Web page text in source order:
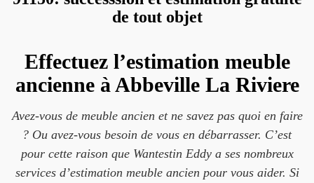
de tout objet
Effectuez l’estimation meuble
ancienne à Abbeville La Riviere
Avez-vous de meuble ancien et ne savez pas quoi en faire
? Ou avez-vous besoin de vous en débarrasser. C’est
pour cette raison que Wantestin Eddy a ses nombreux
services d’estimation meuble ancien pour vous aider. Si